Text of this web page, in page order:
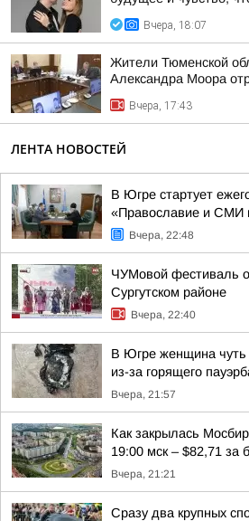
Вчера, 18:07
Жители Тюменской
Александра Моора
Вчера, 17:43
ЛЕНТА НОВОСТЕЙ
В Югре стартует
«Православие и СМИ
Вчера, 22:48
ЧУМовой фестиваль
Сургутском районе
Вчера, 22:40
В Югре женщина
из-за горящего
Вчера, 21:57
Как закрылась
19:00 мск – $82,71 за
Вчера, 21:21
Сразу два крупных